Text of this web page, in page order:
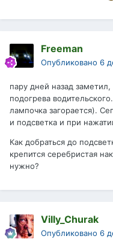
Freeman
Опубликовано 6
пару дней назад
подогрева
лампочка загорается).
и подсветка и при
Как добраться до
крепится серебристая
нужно?
Villy_Churak
Опубликовано 6